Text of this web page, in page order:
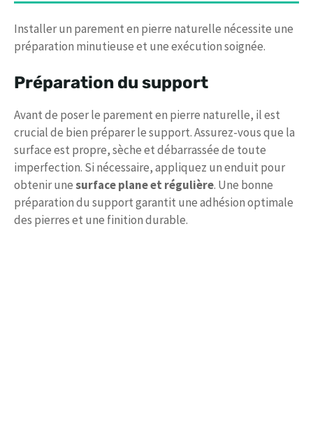
Installer un parement en pierre naturelle nécessite une
préparation minutieuse et une exécution soignée.
Préparation du support
Avant de poser le parement en pierre naturelle, il est
crucial de bien préparer le support. Assurez-vous que la
surface est propre, sèche et débarrassée de toute
imperfection. Si nécessaire, appliquez un enduit pour
obtenir unesurface plane et régulière. Une bonne
préparation du support garantit une adhésion optimale
des pierres et une finition durable.